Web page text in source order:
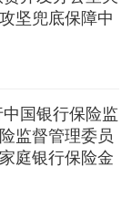
坚兜底保障中
国银行保险监
监督管理委员
庭银行保险金